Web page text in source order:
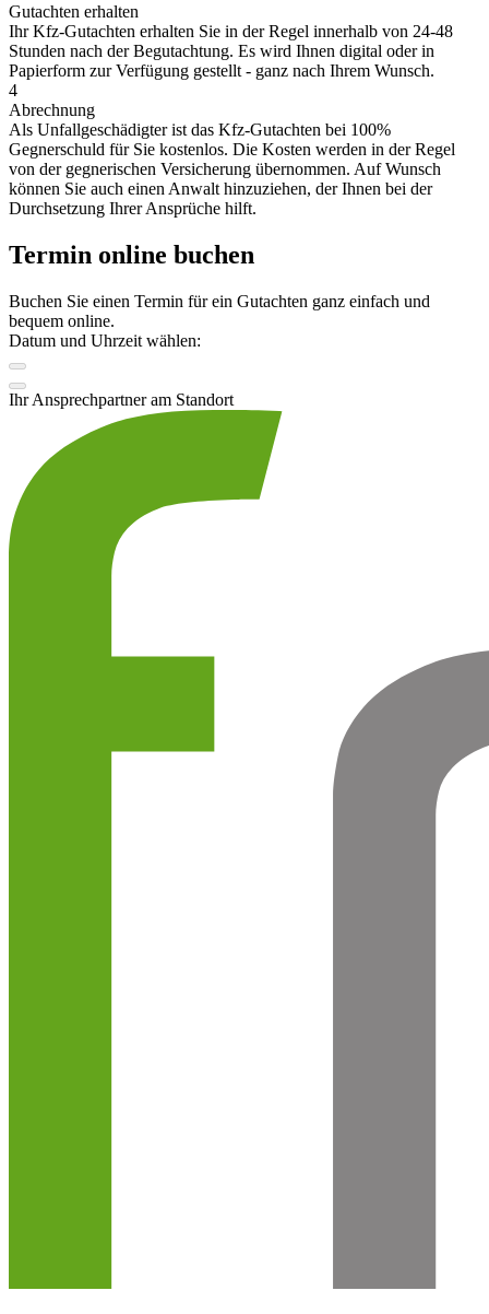
Gutachten erhalten
Ihr Kfz-Gutachten erhalten Sie in der Regel innerhalb von 24-48
Stunden nach der Begutachtung. Es wird Ihnen digital oder in
Papierform zur Verfügung gestellt - ganz nach Ihrem Wunsch.
4
Abrechnung
Als Unfallgeschädigter ist das Kfz-Gutachten bei 100%
Gegnerschuld für Sie kostenlos. Die Kosten werden in der Regel
von der gegnerischen Versicherung übernommen. Auf Wunsch
können Sie auch einen Anwalt hinzuziehen, der Ihnen bei der
Durchsetzung Ihrer Ansprüche hilft.
Termin online buchen
Buchen Sie einen Termin für ein Gutachten ganz einfach und
bequem online.
Datum und Uhrzeit wählen:
Ihr Ansprechpartner am Standort